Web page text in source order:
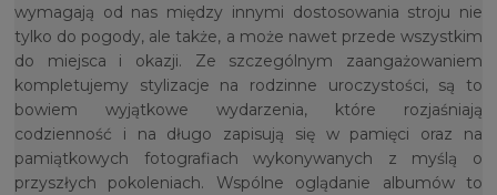
wymagają od nas między innymi dostosowania stroju nie
tylko do pogody, ale także, a może nawet przede wszystkim
do miejsca i okazji. Ze szczególnym zaangażowaniem
kompletujemy stylizacje na rodzinne uroczystości, są to
bowiem wyjątkowe wydarzenia, które rozjaśniają
codzienność i na długo zapisują się w pamięci oraz na
pamiątkowych fotografiach wykonywanych z myślą o
przyszłych pokoleniach. Wspólne oglądanie albumów to